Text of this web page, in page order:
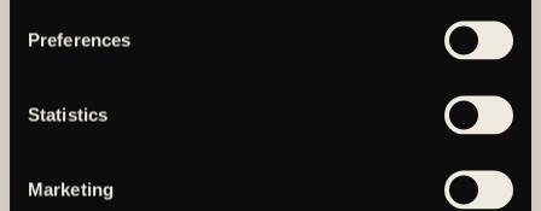
Preferences
Statistics
Marketing